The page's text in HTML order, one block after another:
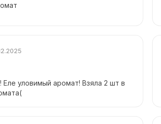
уловимый аромат! Взяла 2 шт в